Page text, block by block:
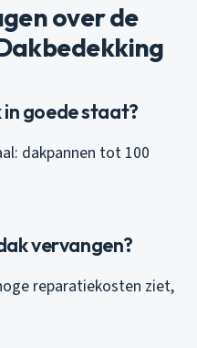
over de
goede staat?
dakpannen tot 100
vervangen?
reparatiekosten ziet,